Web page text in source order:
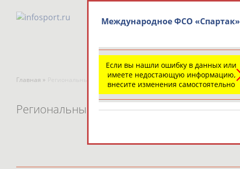
Главная » Региональные спортивные организации
Региональные спортивные организации
Международное ФСО «Спартак»
Если вы нашли ошибку в данных или
имеете недостающую информацию,
внесите изменения самостоятельно